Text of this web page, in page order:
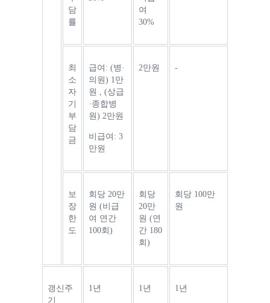
담
률
여
30%
최
소
자
기
부
담
금
급여: (병·
의원) 1만
원 , (상급
·종합병
원) 2만원
비급여: 3
만원
2만원 -
보
장
한
도
회당 20만
원 (비급
여 연간
100회)
회당
20만
원 (연
간 180
회)
회당 100만
원
갱신주
기
1년 1년 1년